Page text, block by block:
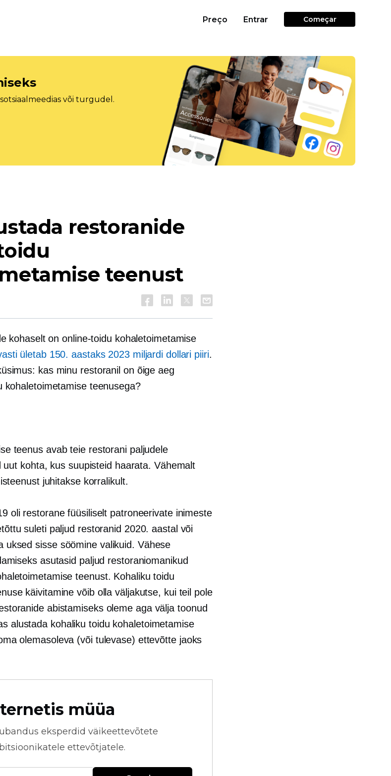
Preço Entrar Começar
või turgudel.
restoranide
teenust
kohaselt on online-toidu kohaletoimetamise
ületab 150. aastaks 2023 miljardi dollari piiri.
kas minu restoranil on õige aeg
kohaletoimetamise teenusega?
teenus avab teie restorani paljudele
uut kohta, kus suupisteid haarata. Vähemalt
juhitakse korralikult.
oli restorane füüsiliselt patroneerivate inimeste
suleti paljud restoranid 2020. aastal või
uksedsisse sööminevalikuid. Vähese
asutasid paljud restoraniomanikud
teenust. Kohaliku toidu
käivitamine võib olla väljakutse, kui teil pole
abistamiseks oleme aga välja toonud
alustada kohaliku toidu kohaletoimetamise
olemasoleva (või tulevase) ettevõtte jaoks
müüa
eksperdid väikeettevõtete
ettevõtjatele.